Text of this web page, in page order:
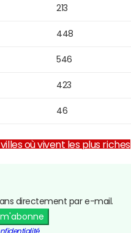
213
448
546
423
46
villes où vivent les plus riches
directement par e-mail.